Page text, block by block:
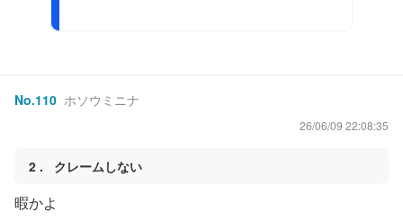
No.110 ホソウミニナ
26/06/09 22:08:35
2 クレームしない
暇かよ